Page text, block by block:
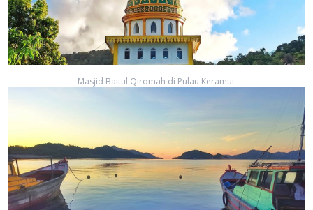
Masjid Baitul Qiromah di Pulau Keramut